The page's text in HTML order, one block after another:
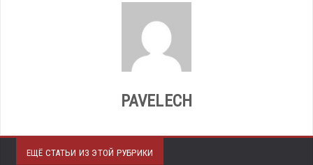
PAVELECH
ЕЩЁ СТАТЬИ ИЗ ЭТОЙ РУБРИКИ